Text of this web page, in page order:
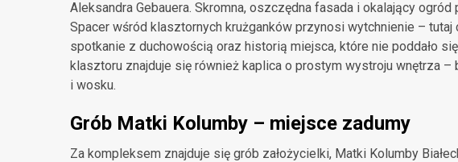
Aleksandra Gebauera. Skromna, oszczędna fasada i okalający
Spacer wśród klasztornych krużganków przynosi wytchnienie –
spotkanie z duchowością oraz historią miejsca, które nie poddało
klasztoru znajduje się również kaplica o prostym wystroju wnętrza –
i wosku.
Grób Matki Kolumby – miejsce zadumy
Za kompleksem znajduje się grób założycielki, Matki Kolumby